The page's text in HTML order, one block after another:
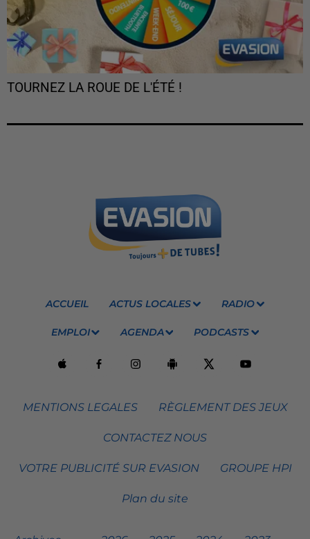
TOURNEZ LA ROUE DE L'ÉTÉ !
ACCUEIL ACTUS LOCALES RADIO
EMPLOI AGENDA PODCASTS
MENTIONS LEGALES RÈGLEMENT DES JEUX
CONTACTEZ NOUS
VOTRE PUBLICITÉ SUR EVASION GROUPE HPI
Plan du site